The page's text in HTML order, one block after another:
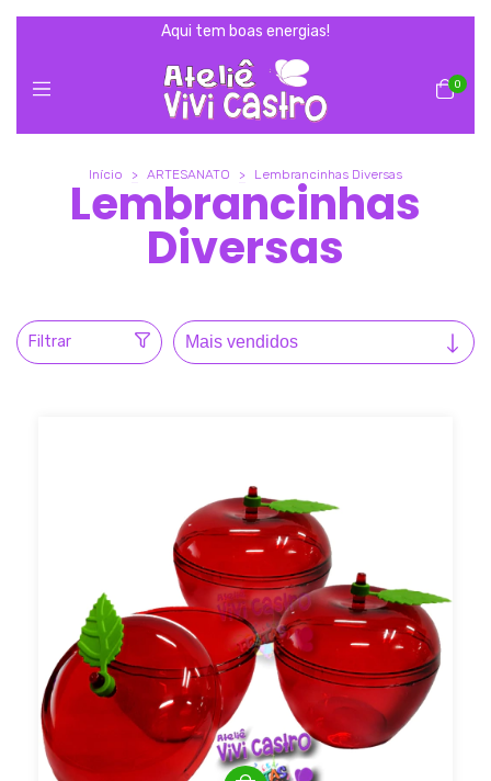
Aqui tem boas energias!
0
Início > ARTESANATO > Lembrancinhas Diversas
Lembrancinhas
Diversas
Filtrar